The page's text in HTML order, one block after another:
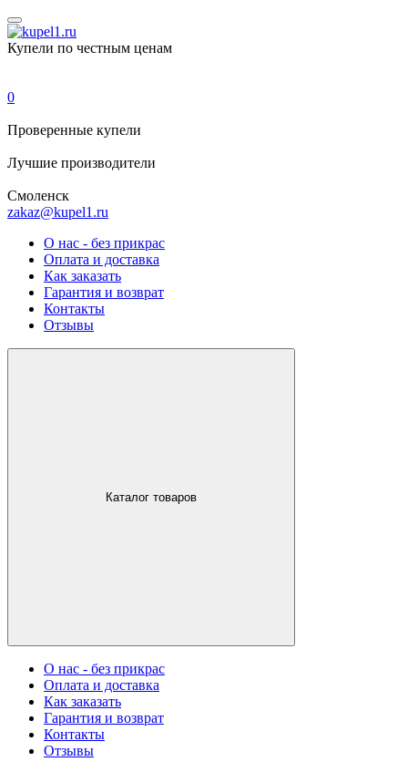
Купели по честным ценам
0
Проверенные купели
Лучшие производители
Смоленск
zakaz@kupel1.ru
О нас - без прикрас
Оплата и доставка
Как заказать
Гарантия и возврат
Контакты
Отзывы
Каталог товаров
О нас - без прикрас
Оплата и доставка
Как заказать
Гарантия и возврат
Контакты
Отзывы